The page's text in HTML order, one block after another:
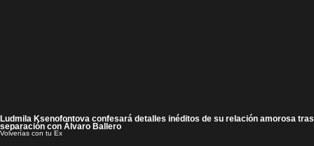
Ludmila Ksenofontova confesará detalles inéditos de su relación amorosa tras
separación con Álvaro Ballero
Volverías con tu Ex